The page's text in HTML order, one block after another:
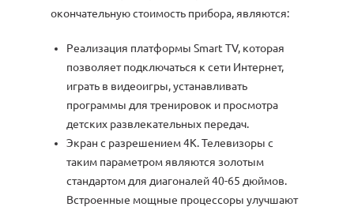
окончательную стоимость прибора, являются:
Реализация платформы Smart TV, которая
позволяет подключаться к сети Интернет,
играть в видеоигры, устанавливать
программы для тренировок и просмотра
детских развлекательных передач.
Экран с разрешением 4К. Телевизоры с
таким параметром являются золотым
стандартом для диагоналей 40-65 дюймов.
Встроенные мощные процессоры улучшают